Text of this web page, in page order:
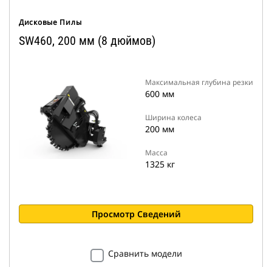
Дисковые Пилы
SW460, 200 мм (8 дюймов)
Максимальная глубина резки
600 мм
Ширина колеса
200 мм
Масса
1325 кг
Просмотр Сведений
Сравнить модели